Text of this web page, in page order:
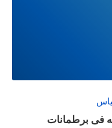
فى برطمانات